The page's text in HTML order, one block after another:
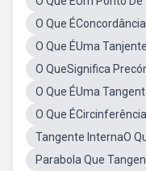
O Que
O Que ÉUma Tanjente
O QueSignifica
O Que ÉUma
O Que
Tangente InternaO
Parabola Que